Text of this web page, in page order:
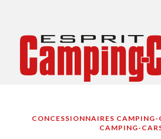
CONCESSIONNAIRES CAMPING-
CAMPING-